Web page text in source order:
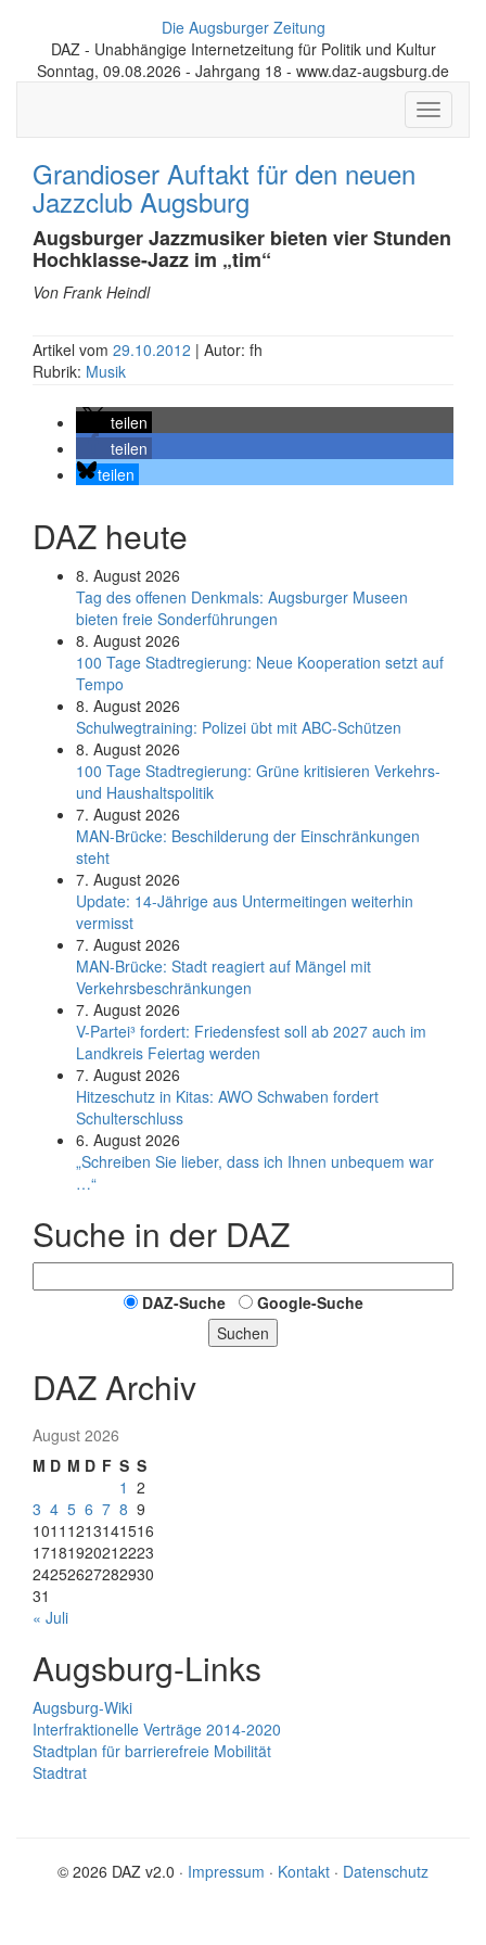
Die Augsburger Zeitung
DAZ - Unabhängige Internetzeitung für Politik und Kultur
Sonntag, 09.08.2026 - Jahrgang 18 - www.daz-augsburg.de
Toggle
Grandioser Auftakt für den neuen
Jazzclub Augsburg
Augsburger Jazzmusiker bieten vier Stunden
Hochklasse-Jazz im „tim“
Von Frank Heindl
Artikel vom 29.10.2012 | Autor: fh
Rubrik: Musik
teilen
teilen
teilen
DAZ heute
8. August 2026
Tag des offenen Denkmals: Augsburger Museen
bieten freie Sonderführungen
8. August 2026
100 Tage Stadtregierung: Neue Kooperation setzt auf
Tempo
8. August 2026
Schul­weg­trai­ning: Poli­zei übt mit ABC-Schüt­zen
8. August 2026
100 Tage Stadtregierung: Grüne kritisieren Verkehrs-
und Haushaltspolitik
7. August 2026
MAN-Brücke: Beschilderung der Einschränkungen
steht
7. August 2026
Update: 14-Jährige aus Untermeitingen weiterhin
vermisst
7. August 2026
MAN-Brücke: Stadt reagiert auf Mängel mit
Verkehrsbeschränkungen
7. August 2026
V-Partei­³ fordert: Friedens­fest soll ab 2027 auch im
Land­kreis Feier­tag werden
7. August 2026
Hitzeschutz in Kitas: AWO Schwaben fordert
Schulterschluss
6. August 2026
„Schreiben Sie lieber, dass ich Ihnen unbequem war
…“
Suche in der DAZ
DAZ-Suche
Google-Suche
Suchen
DAZ Archiv
August 2026
M D M D F S S
1 2
3 4 5 6 7 8 9
1011 1213141516
17181920212223
24252627282930
31
« Juli
Augsburg-Links
Augsburg-Wiki
Interfraktionelle Verträge 2014-2020
Stadtplan für barrierefreie Mobilität
Stadtrat
© 2026 DAZ v2.0 · Impressum · Kontakt · Datenschutz